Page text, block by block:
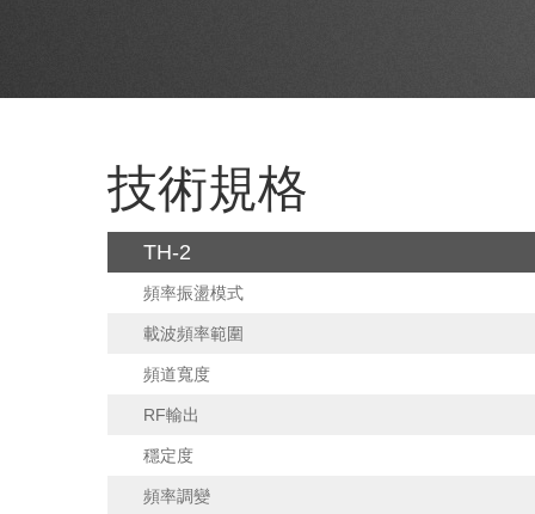
技術規格
TH-2
頻率振盪模式
載波頻率範圍
頻道寬度
RF輸出
穩定度
頻率調變